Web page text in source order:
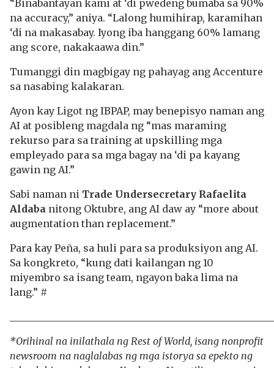
“Binabantayan kami at ‘di pwedeng bumaba sa 90%
na accuracy,” aniya. “Lalong humihirap, karamihan
‘di na makasabay. Iyong iba hanggang 60% lamang
ang score, nakakaawa din.”
Tumanggi din magbigay ng pahayag ang Accenture
sa nasabing kalakaran.
Ayon kay Ligot ng IBPAP, may benepisyo naman ang
AI at posibleng magdala ng “mas maraming
rekurso para sa training at upskilling mga
empleyado para sa mga bagay na ‘di pa kayang
gawin ng AI.”
Sabi naman ni Trade Undersecretary Rafaelita
Aldaba nitong Oktubre, ang AI daw ay “more about
augmentation than replacement.”
Para kay Peña, sa huli para sa produksiyon ang AI.
Sa kongkreto, “kung dati kailangan ng 10
miyembro sa isang team, ngayon baka lima na
lang.” #
*Orihinal na inilathala ng Rest of World, isang nonprofit
newsroom na naglalabas ng mga istorya sa epekto ng